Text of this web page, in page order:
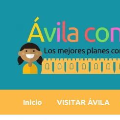
Inicio VISITAR ÁVILA